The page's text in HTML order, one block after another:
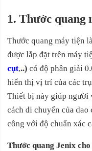
1. Thước quang
Thước quang máy tiện
được lắp đặt trên máy
cụt,..) có độ phân giải
hiển thị vị trí của các
Thiết bị này giúp người
cách di chuyển của
công với độ chuẩn xác
Thước quang Jenix